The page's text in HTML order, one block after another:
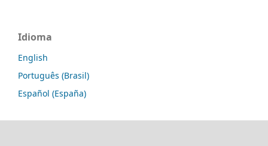
Idioma
English
Português (Brasil)
Español (España)